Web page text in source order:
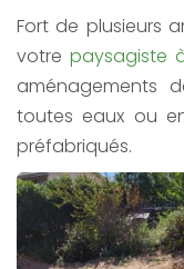
Fort de plusieurs
votre paysagiste
aménagements
toutes eaux ou
préfabriqués.